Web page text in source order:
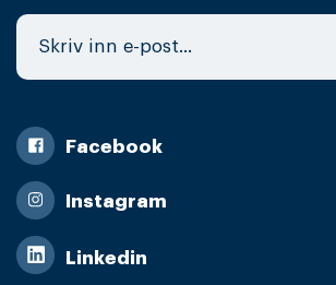
Facebook
Instagram
Linkedin